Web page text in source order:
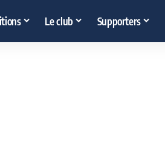
Le club Supporters